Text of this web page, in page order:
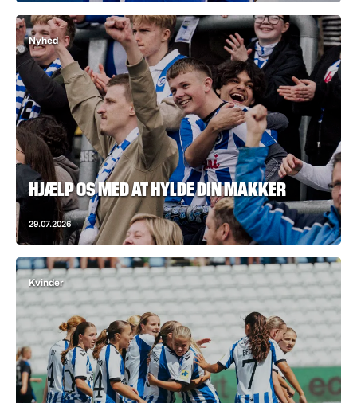
Nyhed
HJÆLP OS MED AT HYLDE DIN MAKKER
29.07.2026
Kvinder